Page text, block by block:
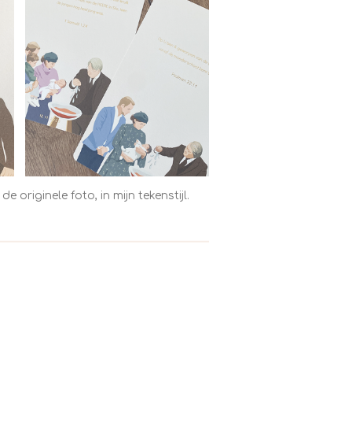
originele foto, in mijn tekenstijl.